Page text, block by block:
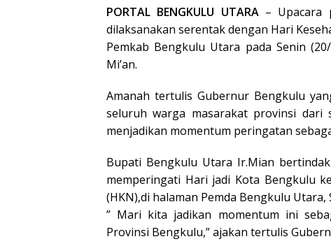
PORTAL BENGKULU UTARA– Upacara
dilaksanakan serentak dengan Hari
Pemkab Bengkulu Utara pada Senin
Mi’an.
Amanah tertulis Gubernur Bengkulu
seluruh warga masarakat provinsi
menjadikan momentum peringatan
Bupati Bengkulu Utara Ir.Mian
memperingati Hari jadi Kota Bengkulu
(HKN),di halaman Pemda Bengkulu Utara,
” Mari kita jadikan momentum ini
Provinsi Bengkulu,” ajakan tertulis